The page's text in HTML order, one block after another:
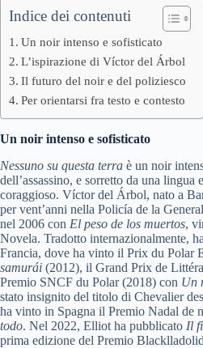
Indice dei contenuti
Un noir intenso e sofisticato
L’ispirazione di Víctor del Árbol
Il futuro del noir e del poliziesco
Per orientarsi fra testo e contesto
Un noir intenso e sofisticato
Nessuno su questa terra è un noir
dell’assassino, e sorretto da una lingua
coraggioso. Víctor del Árbol, nato a
per vent’anni nella Policía de la
nel 2006 con El peso de los muertos,
Novela. Tradotto internazionalmente,
Francia, dove ha vinto il Prix du Polar
samurái (2012), il Grand Prix de
Premio SNCF du Polar (2018) con Un
stato insignito del titolo di Chevalier
ha vinto in Spagna il Premio Nadal de
todo. Nel 2022, Elliot ha pubblicato Il
prima edizione del Premio